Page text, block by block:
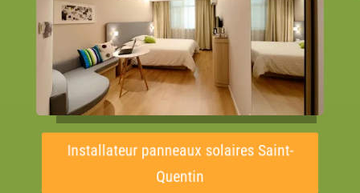
Installateur panneaux solaires Saint-
Quentin